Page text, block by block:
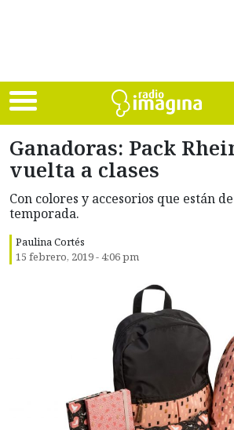
Ganadoras: Pack
vuelta a clases
Con colores y accesorios que están
temporada.
Paulina Cortés
15 febrero, 2019 - 4:06 pm